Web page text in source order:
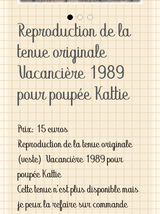
Reproduction de la
tenue originale
Vacancière 1989
pour poupée Kattie
Prix: 15 euros
Reproduction de la tenue originale
(veste) Vacancière 1989 pour
poupée Kattie
Cette tenue n'est plus disponible mais
je peux la refaire sur commande